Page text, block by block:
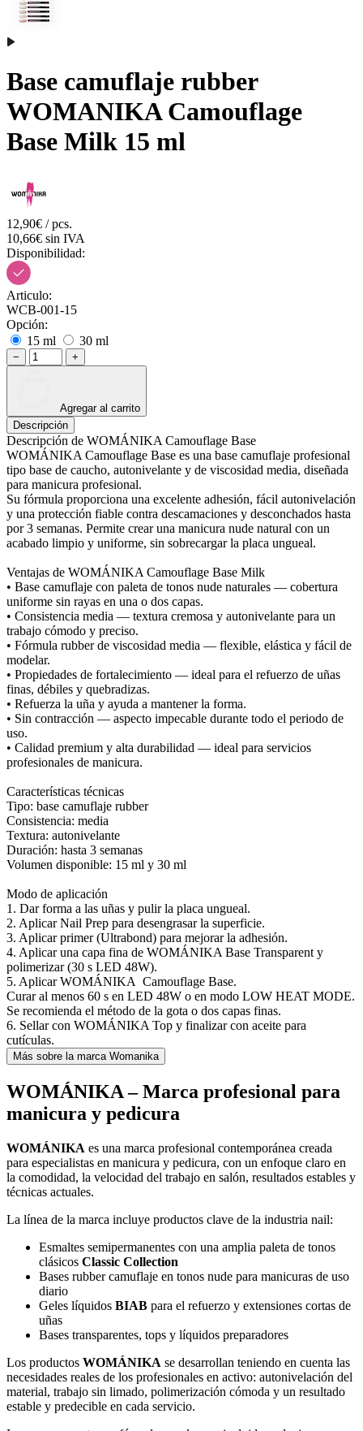
Base camuflaje rubber
WOMANIKA Camouflage
Base Milk 15 ml
12,90€ / pcs.
10,66€ sin IVA
Disponibilidad:
Articulo:
WCB-001-15
Opción:
15 ml
30 ml
− +
Agregar al carrito
Descripción
Descripción de WOMÁNIKA Camouflage Base
WOMÁNIKA Camouflage Base es una base camuflaje profesional
tipo base de caucho, autonivelante y de viscosidad media, diseñada
para manicura profesional.
Su fórmula proporciona una excelente adhesión, fácil autonivelación
y una protección fiable contra descamaciones y desconchados hasta
por 3 semanas. Permite crear una manicura nude natural con un
acabado limpio y uniforme, sin sobrecargar la placa ungueal.
Ventajas de WOMÁNIKA Camouflage Base Milk
• Base camuflaje con paleta de tonos nude naturales — cobertura
uniforme sin rayas en una o dos capas.
• Consistencia media — textura cremosa y autonivelante para un
trabajo cómodo y preciso.
• Fórmula rubber de viscosidad media — flexible, elástica y fácil de
modelar.
• Propiedades de fortalecimiento — ideal para el refuerzo de uñas
finas, débiles y quebradizas.
• Refuerza la uña y ayuda a mantener la forma.
• Sin contracción — aspecto impecable durante todo el periodo de
uso.
• Calidad premium y alta durabilidad — ideal para servicios
profesionales de manicura.
Características técnicas
Tipo: base camuflaje rubber
Consistencia: media
Textura: autonivelante
Duración: hasta 3 semanas
Volumen disponible: 15 ml y 30 ml
Modo de aplicación
1. Dar forma a las uñas y pulir la placa ungueal.
2. Aplicar Nail Prep para desengrasar la superficie.
3. Aplicar primer (Ultrabond) para mejorar la adhesión.
4. Aplicar una capa fina de WOMÁNIKA Base Transparent y
polimerizar (30 s LED 48W).
5. Aplicar WOMÁNIKA Camouflage Base.
Curar al menos 60 s en LED 48W o en modo LOW HEAT MODE.
Se recomienda el método de la gota o dos capas finas.
6. Sellar con WOMÁNIKA Top y finalizar con aceite para
cutículas.
Más sobre la marca Womanika
WOMÁNIKA – Marca profesional para
manicura y pedicura
WOMÁNIKA es una marca profesional contemporánea creada
para especialistas en manicura y pedicura, con un enfoque claro en
la comodidad, la velocidad del trabajo en salón, resultados estables y
técnicas actuales.
La línea de la marca incluye productos clave de la industria nail:
Esmaltes semipermanentes con una amplia paleta de tonos
clásicos Classic Collection
Bases rubber camuflaje en tonos nude para manicuras de uso
diario
Geles líquidos BIAB para el refuerzo y extensiones cortas de
uñas
Bases transparentes, tops y líquidos preparadores
Los productos WOMÁNIKA se desarrollan teniendo en cuenta las
necesidades reales de los profesionales en activo: autonivelación del
material, trabajo sin limado, polimerización cómoda y un resultado
estable y predecible en cada servicio.